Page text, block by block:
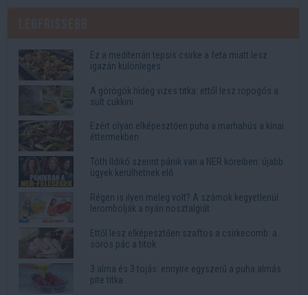
Ez a mediterrán tepsis csirke a feta miatt lesz
igazán különleges
A görögök hideg vizes titka: ettől lesz ropogós a
sült cukkini
Ezért olyan elképesztően puha a marhahús a kínai
éttermekben
Tóth Ildikó szerint pánik van a NER köreiben: újabb
ügyek kerülhetnek elő
Régen is ilyen meleg volt? A számok kegyetlenül
lerombolják a nyári nosztalgiát
Ettől lesz elképesztően szaftos a csirkecomb: a
sörös pác a titok
3 alma és 3 tojás: ennyire egyszerű a puha almás
pite titka